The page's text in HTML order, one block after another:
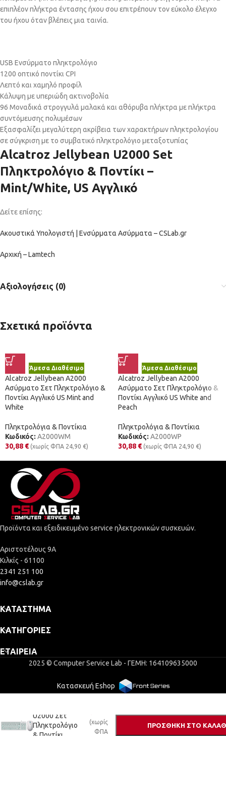
επιπλέον πλήκτρα έντασης ήχου σου επιτρέπουν τον εύκολο έλεγχο
του ήχου όταν βλέπεις μια ταινία.
USB Ενσύρματο πληκτρολόγιο
1200 οπτικό ποντίκι CPI
Λεπτό και χαμηλό προφίλ
Κάλυψη με υπεριώδη ακτινοβολία
96 Μοναδικά στρογγυλά μαλακά και αθόρυβα πλήκτρα με πλήκτρα
συντόμευσης πολυμέσων
Εξασφαλίζει μεγαλύτερη ακρίβεια των χαρακτήρων πληκτρολογίου
σε σύγκριση με το συμβατικό πληκτρολόγιο μεταξοτυπίας
Alcatroz Jellybean U2000 Set
Πληκτρολόγιο & Ποντίκι –
Mint/White, US Αγγλικό
Δείτε επίσης:
Ακουστικά Υπολογιστή | Ενσύρματα Ασύρματα – CSLab.gr
Αρχική – Lamtech
Αξιολογήσεις (0)
Σχετικά προϊόντα
Άμεσα Διαθέσιμο
Alcatroz Jellybean A2000
Ασύρματο Σετ Πληκτρολόγιο &
Ποντίκι Αγγλικό US Mint and
White
Πληκτρολόγια & Ποντίκια
Κωδικός: A2000WM
30,88 € (χωρίς ΦΠΑ 24,90 €)
Άμεσα Διαθέσιμο
Alcatroz Jellybean A2000
Ασύρματο Σετ Πληκτρολόγιο &
Ποντίκι Αγγλικό US White and
Peach
Πληκτρολόγια & Ποντίκια
Κωδικός: A2000WP
30,88 € (χωρίς ΦΠΑ 24,90 €)
Προϊόντα και εξειδικευμένο service ηλεκτρονικών συσκευών.
Αριστοτέλους 9Α
Κιλκίς - 61100
2341 251 100
info@cslab.gr
ΚΑΤΆΣΤΗΜΑ
ΚΑΤΗΓΟΡΊΕΣ
ΕΤΑΙΡΕΊΑ
2025 © Computer Service Lab - ΓΕΜΗ: 164109635000
Κατασκευή Eshop
U2000 Σετ
Πληκτρολόγιο
& Ποντίκι
(χωρίς
ΦΠΑ
ΠΡΟΣΘΉΚΗ ΣΤΟ